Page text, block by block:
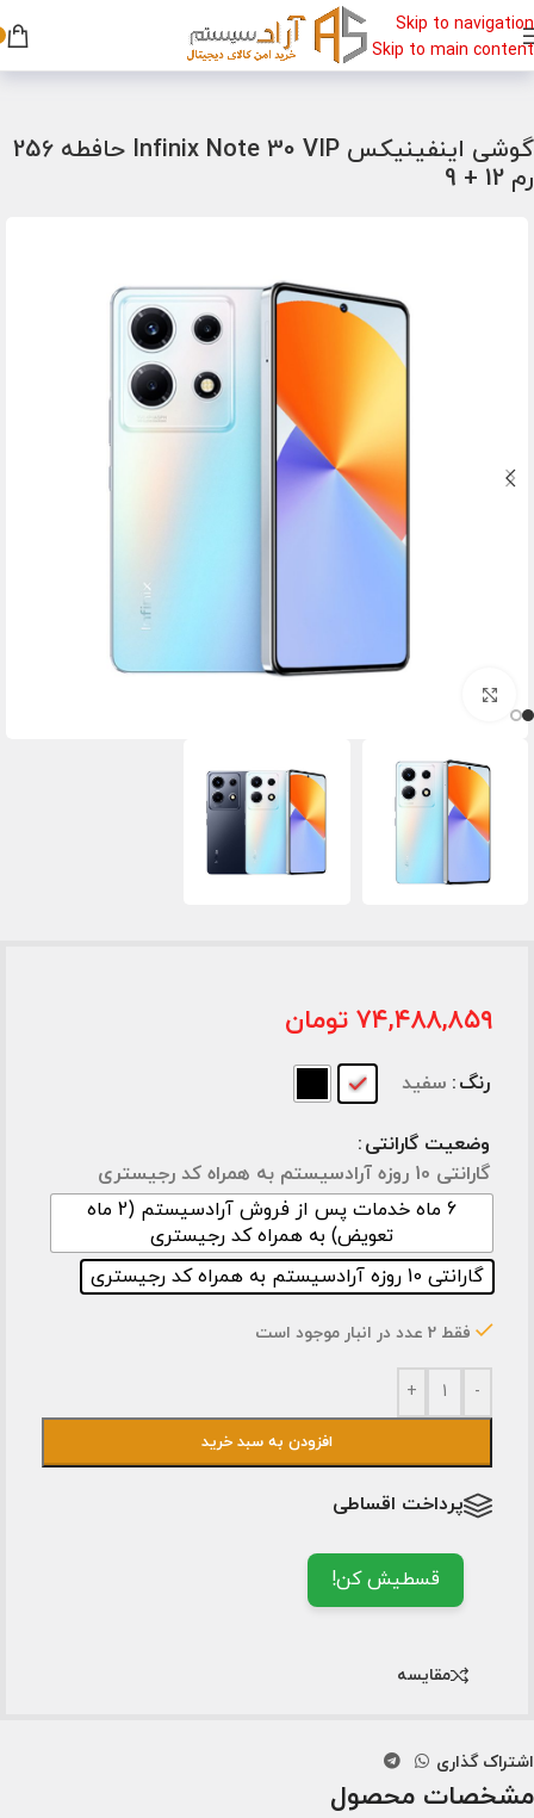
Skip to navigation
Skip to main content
خانه/گوشی/ گوشی اینفینیکس
گوشی اینفینیکس Infinix Note 30 VIP حافطه 256
رم 12 + 9
۷۴,۴۸۸,۸۵۹ تومان
رنگ سفید
وضعیت گارانتی
گارانتی 10 روزه آرادسیستم به همراه کد رجیستری
6 ماه خدمات پس از فروش آرادسیستم (2 ماه
تعویض) به همراه کد رجیستری
گارانتی 10 روزه آرادسیستم به همراه کد رجیستری
فقط 2 عدد در انبار موجود است
-
+
افزودن به سبد خرید
پرداخت اقساطی
قسطیش کن!
مقایسه
اشتراک گذاری
مشخصات محصول